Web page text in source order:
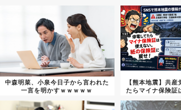
中森明菜、小泉今日子から言われた
一言を明かすｗｗｗｗｗ
【熊本地震】共
たらマイナ保険証